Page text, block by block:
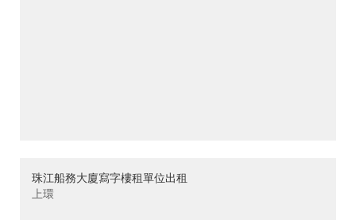
珠江船務大廈寫字樓租單位出租
上環